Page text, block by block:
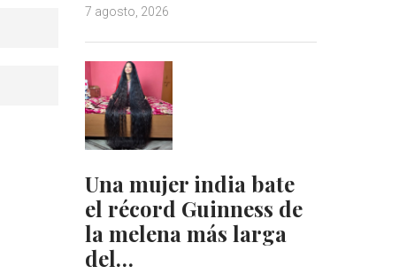
7 agosto, 2026
Una mujer india bate
el récord Guinness de
la melena más larga
del…